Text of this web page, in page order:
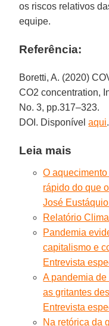
os riscos relativos
equipe.
Referência:
Boretti, A. (2020)
CO2 concentration,
No. 3, pp.317–323.
DOI. Disponívelaqui.
Leia mais
O
rápido do que
José
Relatório
Pandemia
capitalismo e
Entrevista
A pandemia
as gritantes
Entrevista
Na retórica da